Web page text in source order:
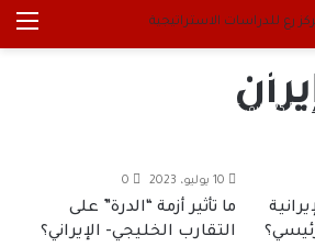
كيف يتحرك
على إيران؟
25 مايو، 2026
10 يوليو، 2023 0
ما تأثير أزمة “الدرة” على
التقارب الخليجي- الإيراني؟